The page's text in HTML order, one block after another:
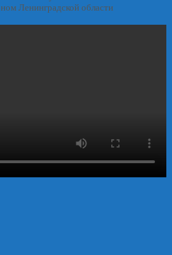
Ленинградской области